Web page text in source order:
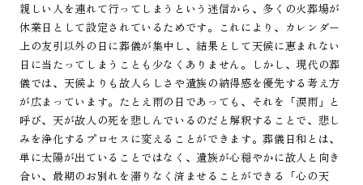
親しい人を連れて行ってしまうという迷信から、多くの火葬場が
休業日として設定されているためです。これにより、カレンダー
上の友引以外の日に葬儀が集中し、結果として天候に恵まれない
日に当たってしまうことも少なくありません。しかし、現代の葬
儀では、天候よりも故人らしさや遺族の納得感を優先する考え方
が広まっています。たとえ雨の日であっても、それを「涙雨」と
呼び、天が故人の死を悲しんでいるのだと解釈することで、悲し
みを浄化するプロセスに変えることができます。葬儀日和とは、
単に太陽が出ていることではなく、遺族が心穏やかに故人と向き
合い、最期のお別れを滞りなく済ませることができる「心の天